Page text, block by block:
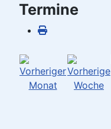
Termine